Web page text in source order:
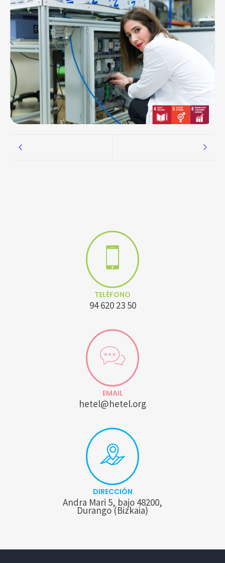
TELÉFONO
94 620 23 50
EMAIL
hetel@hetel.org
DIRECCIÓN
Andra Mari 5, bajo 48200,
Durango (Bizkaia)